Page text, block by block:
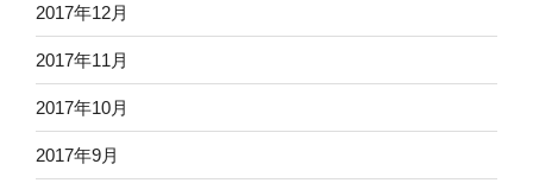
2017年12月
2017年11月
2017年10月
2017年9月